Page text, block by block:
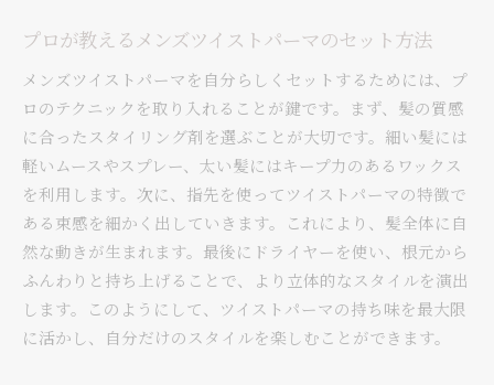
プロが教えるメンズツイストパーマのセット方法
メンズツイストパーマを自分らしくセットするためには、プ
ロのテクニックを取り入れることが鍵です。まず、髪の質感
に合ったスタイリング剤を選ぶことが大切です。細い髪には
軽いムースやスプレー、太い髪にはキープ力のあるワックス
を利用します。次に、指先を使ってツイストパーマの特徴で
ある束感を細かく出していきます。これにより、髪全体に自
然な動きが生まれます。最後にドライヤーを使い、根元から
ふんわりと持ち上げることで、より立体的なスタイルを演出
します。このようにして、ツイストパーマの持ち味を最大限
に活かし、自分だけのスタイルを楽しむことができます。